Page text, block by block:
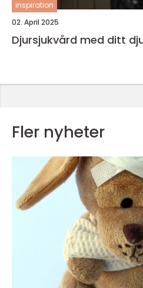
inspiration
02. April 2025
Djursjukvård med ditt
Fler nyheter